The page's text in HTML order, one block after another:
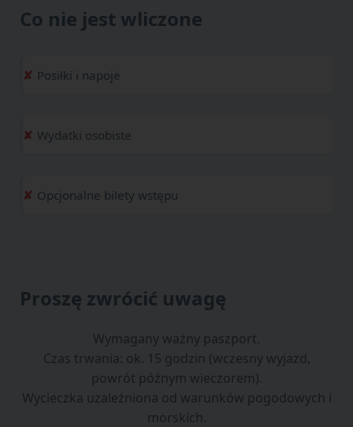
Co nie jest wliczone
Posiłki i napoje
Wydatki osobiste
Opcjonalne bilety wstępu
Proszę zwrócić uwagę
Wymagany ważny paszport.
Czas trwania: ok. 15 godzin (wczesny wyjazd,
powrót późnym wieczorem).
Wycieczka uzależniona od warunków pogodowych i
morskich.